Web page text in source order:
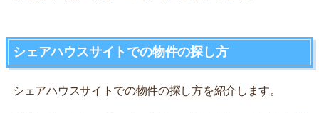
シェアハウスサイトでの物件の探し方
シェアハウスサイトでの物件の探し方を紹介します。